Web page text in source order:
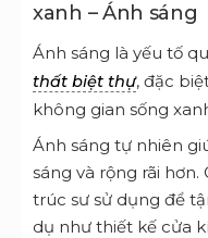
xanh –Ánh sáng
Ánh sáng là yếu tố
thất biệt thự, đặc
không gian sống
Ánh sáng tự nhiên
sáng và rộng rãi
trúc sư sử dụng để
dụ như thiết kế cửa